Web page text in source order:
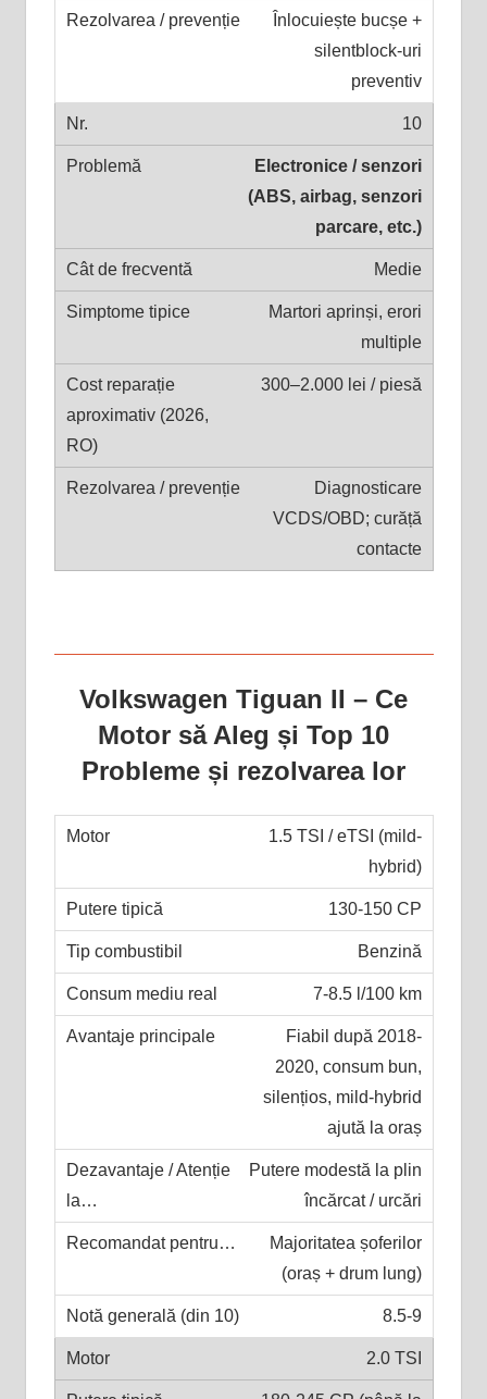
Înlocuiește bucșe +
silentblock-uri
preventiv
10
Electronice / senzori
(ABS, airbag, senzori
parcare, etc.)
Medie
Martori aprinși, erori
multiple
300–2.000 lei / piesă
Diagnosticare
VCDS/OBD; curăță
contacte
Volkswagen Tiguan II – Ce
Motor să Aleg și Top 10
Probleme și rezolvarea lor
1.5 TSI / eTSI (mild-
hybrid)
130-150 CP
Benzină
7-8.5 l/100 km
Fiabil după 2018-
2020, consum bun,
silențios, mild-hybrid
ajută la oraș
Putere modestă la plin
încărcat / urcări
Majoritatea șoferilor
(oraș + drum lung)
8.5-9
2.0 TSI